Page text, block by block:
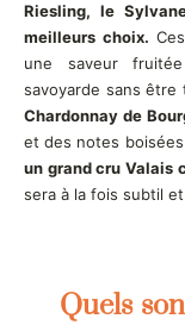
Riesling, le
meilleurs choix.
une saveur
savoyarde sans
Chardonnay de
et des notes boisées
un grand cru Valais
sera à la fois subtil
Quels